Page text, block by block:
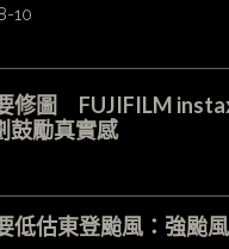
10
修圖 FUJIFILM
鼓勵真實感
低估東登颱風：強颱風